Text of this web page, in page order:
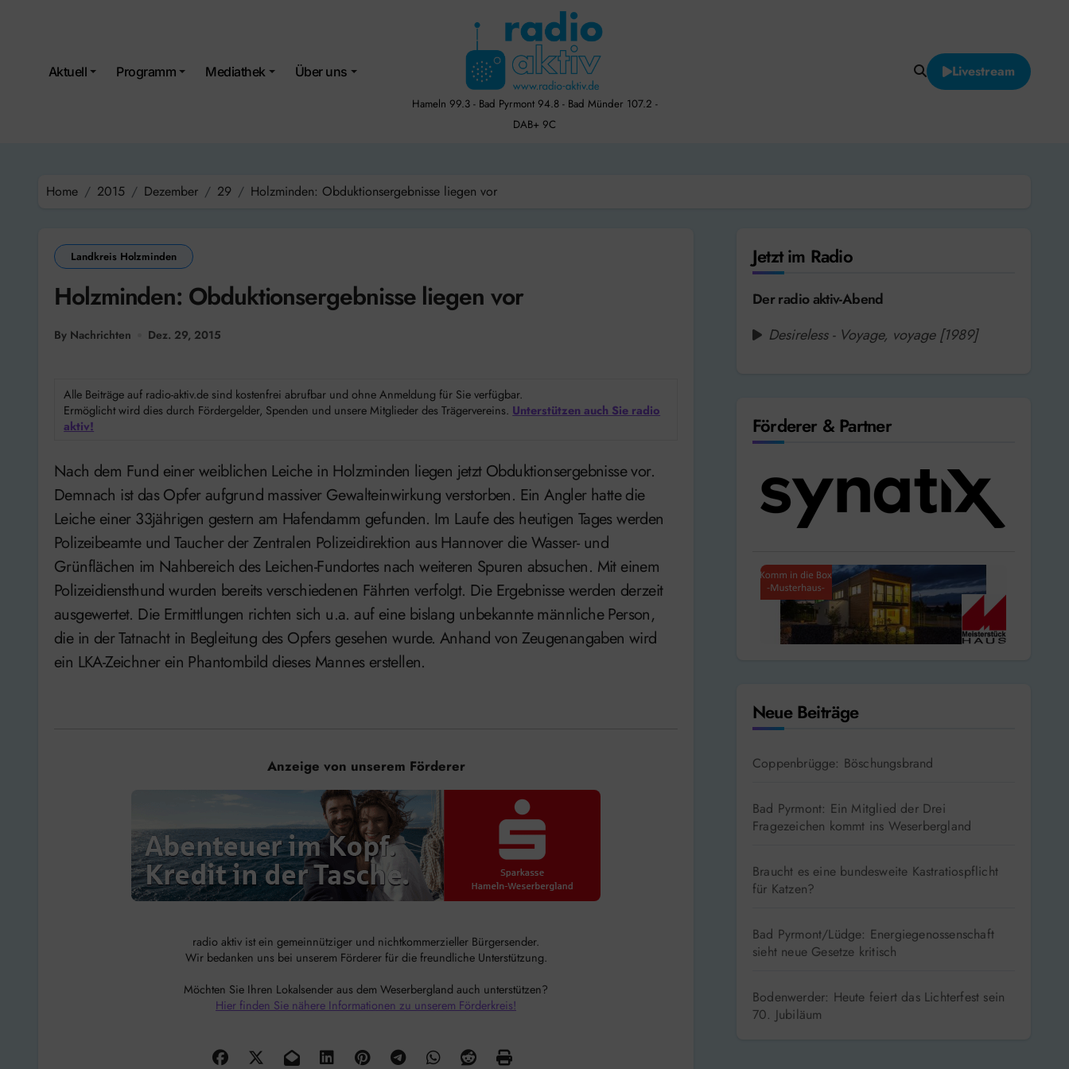
Aktuell Programm Mediathek Über uns
Hameln 99.3 - Bad Pyrmont 94.8 - Bad Münder 107.2 -
DAB+ 9C
Livestream
Home 2015 Dezember 29 Holzminden: Obduktionsergebnisse liegen vor
Landkreis Holzminden
Holzminden: Obduktionsergebnisse liegen vor
By Nachrichten Dez. 29, 2015
Alle Beiträge auf radio-aktiv.de sind kostenfrei abrufbar und ohne Anmeldung für Sie verfügbar.
Ermöglicht wird dies durch Fördergelder, Spenden und unsere Mitglieder des Trägervereins. Unterstützen auch Sie radio
aktiv!
Nach dem Fund einer weiblichen Leiche in Holzminden liegen jetzt Obduktionsergebnisse vor.
Demnach ist das Opfer aufgrund massiver Gewalteinwirkung verstorben. Ein Angler hatte die
Leiche einer 33jährigen gestern am Hafendamm gefunden. Im Laufe des heutigen Tages werden
Polizeibeamte und Taucher der Zentralen Polizeidirektion aus Hannover die Wasser- und
Grünflächen im Nahbereich des Leichen-Fundortes nach weiteren Spuren absuchen. Mit einem
Polizeidiensthund wurden bereits verschiedenen Fährten verfolgt. Die Ergebnisse werden derzeit
ausgewertet. Die Ermittlungen richten sich u.a. auf eine bislang unbekannte männliche Person,
die in der Tatnacht in Begleitung des Opfers gesehen wurde. Anhand von Zeugenangaben wird
ein LKA-Zeichner ein Phantombild dieses Mannes erstellen.
Anzeige von unserem Förderer
radio aktiv ist ein gemeinnütziger und nichtkommerzieller Bürgersender.
Wir bedanken uns bei unserem Förderer für die freundliche Unterstützung.
Möchten Sie Ihren Lokalsender aus dem Weserbergland auch unterstützen?
Hier finden Sie nähere Informationen zu unserem Förderkreis!
Jetzt im Radio
Der radio aktiv-Abend
Desireless - Voyage, voyage [1989]
Förderer & Partner
Neue Beiträge
Coppenbrügge: Böschungsbrand
Bad Pyrmont: Ein Mitglied der Drei
Fragezeichen kommt ins Weserbergland
Braucht es eine bundesweite Kastratiospflicht
für Katzen?
Bad Pyrmont/Lüdge: Energiegenossenschaft
sieht neue Gesetze kritisch
Bodenwerder: Heute feiert das Lichterfest sein
70. Jubiläum